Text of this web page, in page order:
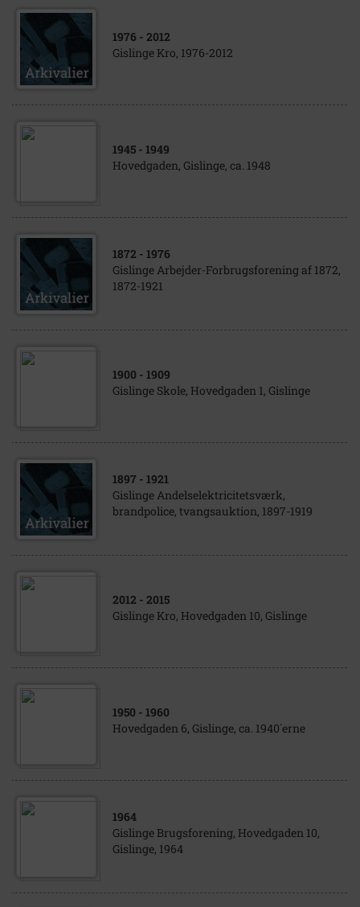
1976 - 2012
Gislinge Kro, 1976-2012
1945 - 1949
Hovedgaden, Gislinge, ca. 1948
1872 - 1976
Gislinge Arbejder-Forbrugsforening af 1872,
1872-1921
1900 - 1909
Gislinge Skole, Hovedgaden 1, Gislinge
1897 - 1921
Gislinge Andelselektricitetsværk,
brandpolice, tvangsauktion, 1897-1919
2012 - 2015
Gislinge Kro, Hovedgaden 10, Gislinge
1950 - 1960
Hovedgaden 6, Gislinge, ca. 1940´erne
1964
Gislinge Brugsforening, Hovedgaden 10,
Gislinge, 1964